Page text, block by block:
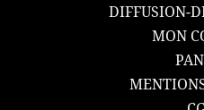
DIFFUSION-
MON